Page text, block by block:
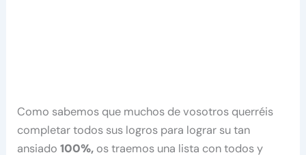
Como sabemos que muchos de vosotros querréis
completar todos sus logros para lograr su tan
ansiado100%, os traemos una lista con todos y